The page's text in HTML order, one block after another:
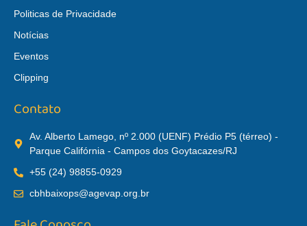
Politicas de Privacidade
Notícias
Eventos
Clipping
Contato
Av. Alberto Lamego, nº 2.000 (UENF) Prédio P5 (térreo) -
Parque Califórnia - Campos dos Goytacazes/RJ
+55 (24) 98855-0929
cbhbaixops@agevap.org.br